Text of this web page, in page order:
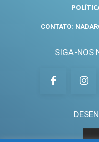
CONTATO:
SIGA-NOS